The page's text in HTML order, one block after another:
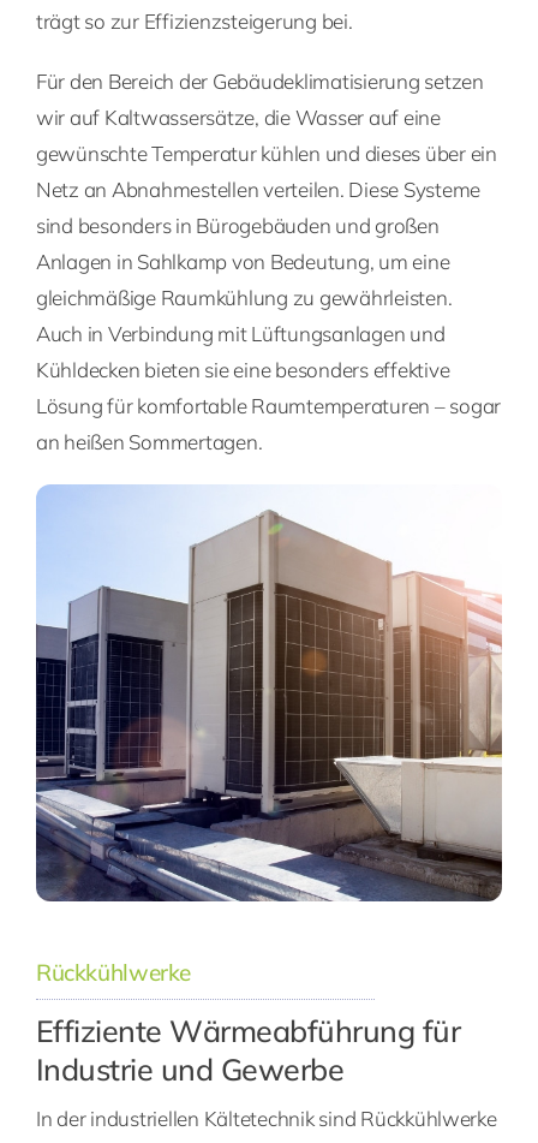
trägt so zur Effizienzsteigerung bei.
Für den Bereich der Gebäudeklimatisierung setzen
wir auf Kaltwassersätze, die Wasser auf eine
gewünschte Temperatur kühlen und dieses über ein
Netz an Abnahmestellen verteilen. Diese Systeme
sind besonders in Bürogebäuden und großen
Anlagen in Sahlkamp von Bedeutung, um eine
gleichmäßige Raumkühlung zu gewährleisten.
Auch in Verbindung mit Lüftungsanlagen und
Kühldecken bieten sie eine besonders effektive
Lösung für komfortable Raumtemperaturen – sogar
an heißen Sommertagen.
Rückkühlwerke
Effiziente Wärmeabführung für
Industrie und Gewerbe
In der industriellen Kältetechnik sind Rückkühlwerke